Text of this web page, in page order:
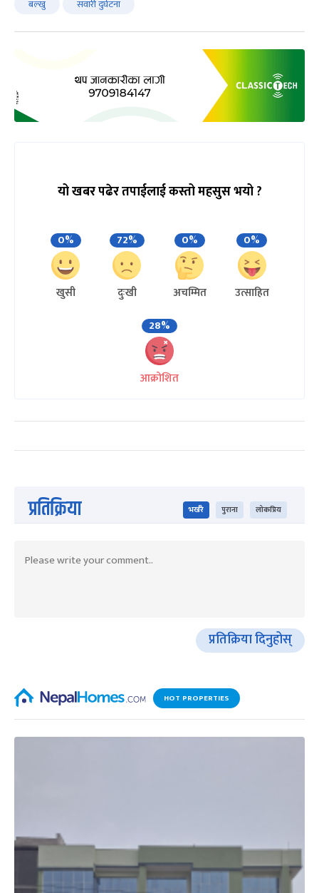
बल्खु सवारी दुर्घटना
यो खबर पढेर तपाईलाई कस्तो महसुस भयो ?
0%
खुसी
72%
दुःखी
0%
अचम्मित
0%
उत्साहित
28%
आक्रोशित
प्रतिक्रिया भर्खरै पुराना लोकप्रिय
प्रतिक्रिया दिनुहोस्
HOT PROPERTIES